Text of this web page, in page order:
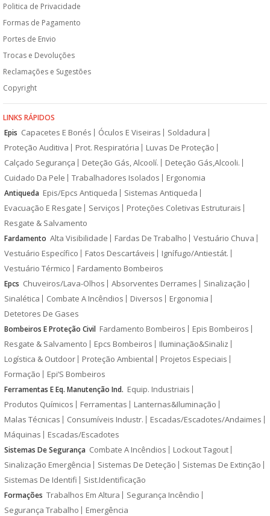
Politica de Privacidade
Formas de Pagamento
Portes de Envio
Trocas e Devoluções
Reclamações e Sugestões
Copyright
LINKS RÁPIDOS
Epis Capacetes E Bonés Óculos E Viseiras
Soldadura
Proteção Auditiva
Prot. Respiratória
Luvas De Proteção
Calçado Segurança
Deteção Gás, Alcoolí.
Deteção Gás,Alcooli.
Cuidado Da Pele
Trabalhadores Isolados Ergonomia
Antiqueda Epis/Epcs Antiqueda
Sistemas Antiqueda
Evacuação E Resgate
Serviços
Proteções Coletivas Estruturais
Resgate & Salvamento
Fardamento Alta Visibilidade Fardas De Trabalho
Vestuário Chuva
Vestuário Específico
Fatos Descartáveis
Ignífugo/Antiestát.
Vestuário Térmico
Fardamento Bombeiros
Epcs Chuveiros/Lava-Olhos Absorventes Derrames
Sinalização
Sinalética
Combate A Incêndios Diversos
Ergonomia
Detetores De Gases
Bombeiros E Proteção Civil Fardamento Bombeiros
Epis Bombeiros
Resgate & Salvamento
Epcs Bombeiros
Iluminação&Sinaliz
Logística & Outdoor
Proteção Ambiental
Projetos Especiais
Formação
Epi’S Bombeiros
Ferramentas E Eq. Manutenção Ind. Equip. Industriais
Produtos Químicos
Ferramentas
Lanternas&Iluminação
Malas Técnicas
Consumíveis Industr.
Escadas/Escadotes/Andaimes
Máquinas
Escadas/Escadotes
Sistemas De Segurança Combate A Incêndios
Lockout Tagout
Sinalização Emergência
Sistemas De Deteção
Sistemas De Extinção
Sistemas De Identifi
Sist.Identificação
Formações Trabalhos Em Altura
Segurança Incêndio
Segurança Trabalho
Emergência